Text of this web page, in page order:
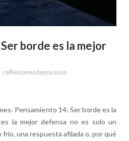
borde es la mejor
reflexionesdeunvasco
Pensamiento 14: Ser borde es la
la mejor defensa no es solo un
una respuesta afilada o, por qué